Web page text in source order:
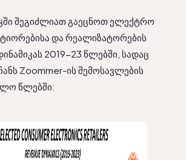
შეგიძლიათ გაეცნოთ ელექტრო
და რეალიზატორების
2019-23 წლებში, სადაც
Zoommer-ის შემოსავლების
წლებში: